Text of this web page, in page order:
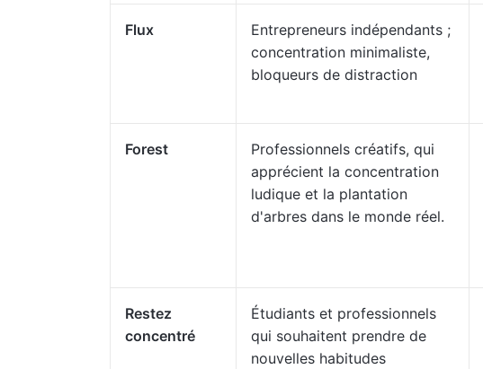
Flux
Entrepreneurs indépendants ;
concentration minimaliste,
bloqueurs de distraction
Forest
Professionnels créatifs, qui
apprécient la concentration
ludique et la plantation
d'arbres dans le monde réel.
Restez
concentré
Étudiants et professionnels
qui souhaitent prendre de
nouvelles habitudes